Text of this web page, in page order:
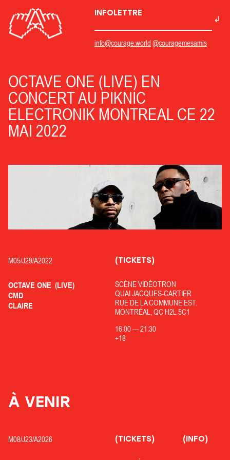
INFOLETTRE
info@courage.world @couragemesamis
OCTAVE ONE (LIVE) EN
CONCERT AU PIKNIC
ELECTRONIK MONTREAL CE 22
MAI 2022
M05/J29/A2022
OCTAVE ONE (LIVE)
CMD
CLAIRE
SCÈNE VIDÉOTRON
QUAI JACQUES-CARTIER
RUE DE LA COMMUNE EST.
MONTRÉAL, QC H2L 5C1
16:00—21:30
+18
(TICKETS)
À VENIR
M08/J23/A2026 (TICKETS) (INFO)